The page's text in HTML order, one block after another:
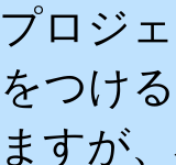
ロジ
つけ
すが